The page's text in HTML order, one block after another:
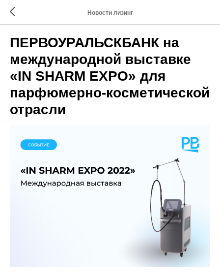
Новости лизинг
ПЕРВОУРАЛЬСКБАНК на
международной выставке
«IN SHARM EXPO» для
парфюмерно-косметической
отрасли